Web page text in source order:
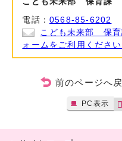
電話：0568-85-6202
こども未来部 保育
ォームをご利用ください
前のページへ
PC表示